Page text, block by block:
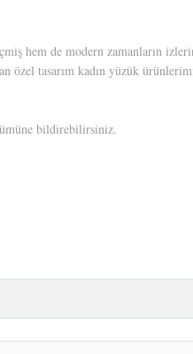
hem de modern zamanların
özel tasarım kadın yüzük
bildirebilirsiniz.